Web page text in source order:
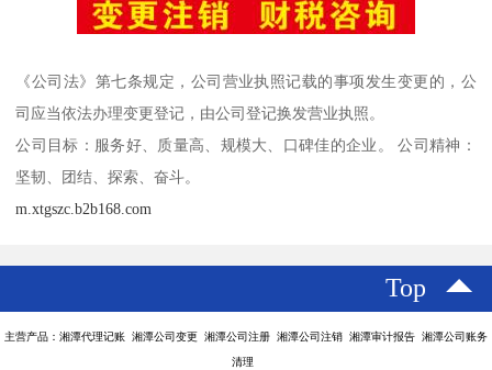
《公司法》第七条规定，公司营业执照记载的事项发生变更的，公
司应当依法办理变更登记，由公司登记换发营业执照。
公司目标：服务好、质量高、规模大、口碑佳的企业。 公司精神：
坚韧、团结、探索、奋斗。
m.xtgszc.b2b168.com
Top
主营产品：湘潭代理记账 湘潭公司变更 湘潭公司注册 湘潭公司注销 湘潭审计报告 湘潭公司账务
清理